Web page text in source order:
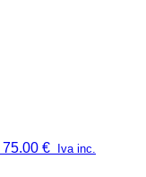
75.00 € Iva inc.